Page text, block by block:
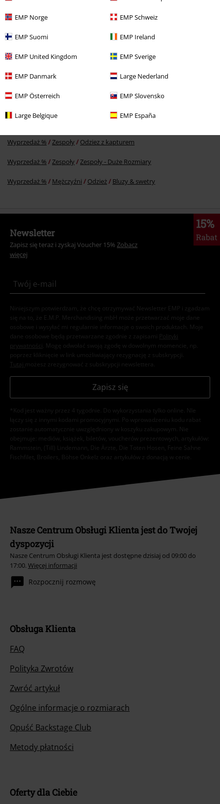
EMP Norge EMP Schweiz
EMP Suomi EMP Ireland
EMP United Kingdom EMP Sverige
EMP Danmark Large Nederland
EMP Österreich EMP Slovensko
Large Belgique EMP España
699.90 zł
Więcej kategorii. Więcej możliwości.
Duże rozmiary Mężczyźni Z kapturem
Duże rozmiary Bluzy Odzież z kapturem
Bluzy z kapturem
Wyprzedaż % Zespoły Odziez z kapturem
Wyprzedaż % Zespoły Zespoły - Duże Rozmiary
Wyprzedaż % Mężczyźni Odzież Bluzy & swetry
15%
Rabat
Newsletter
Zapisz się teraz i zyskaj Voucher 15% Zobacz
więcej
Niniejszym potwierdzam, że chcę otrzymywać Newsletter EMP i zgadzam
się na to, że E.M.P. Merchandising mbH może przetwarzać moje dane
osobowe i wysyłać mi regularnie informacje o swoich produktach. Moje
dane osobowe będą przetwarzane zgodnie z zapisami
Polityki
prywatności . Mogę odwołać swoją zgodę w dowolnym momencie, np.
poprzez kliknięcie w link umożliwiający rezygnację z subskrypcji.
Tutaj możesz zrezygnować z subskrypcji newslettera.
Zapisz się
*Kod jest ważny przez 4 tygodnie. Do wykorzystania tylko online. NIe
łączy się z innymi kodami promocyjnymi. Po wprowadzeniu kodu rabat
zostanie automatycznie uwzględniony w koszyku zakupowym. Nie
obejmuje: mediów, książek, biletów, voucherów prezentowych, artykułów:
Rammstein, (Till) Lindemann, Die Ärzte, Die Toten Hosen, Feine Sahne
Fischfilet, Broilers, Böhse Onkelz oraz artykułów z donacją w cenie.
Nasze Centrum Obsługi Klienta jest do Twojej
dyspozycji
Nasze Centrum Obsługi Klienta jest dostępne dzisiaj od 09:00 do
17:00. Więcej informacji
Rozpocznij rozmowę
Obsługa Klienta
FAQ
Polityka Zwrotów
Zwróć artykuł
Ogólne informacje o rozmiarach
Opuść Backstage Club
Metody płatności
Oferty dla Ciebie